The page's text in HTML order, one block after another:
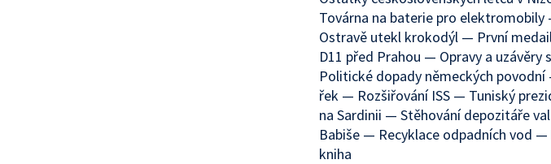
Továrna na baterie pro
Ostravě utekl krokodýl — První
D11 před Prahou — Opravy a
Politické dopady německých
řek — Rozšiřování ISS — Tuniský
na Sardinii — Stěhování depozitáře
Babiše — Recyklace odpadních vod
kniha